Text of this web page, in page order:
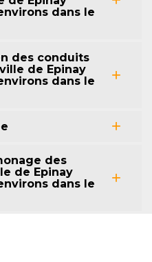
dans le
des conduits
de Epinay
dans le
des
de Epinay
dans le